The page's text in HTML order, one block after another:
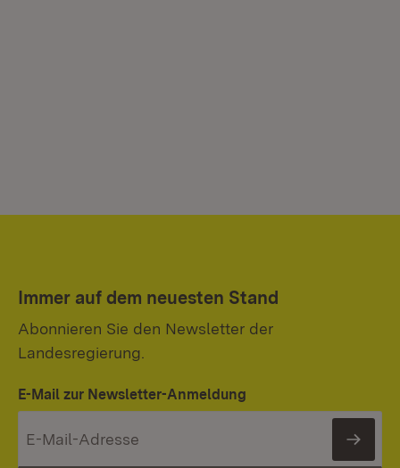
Immer auf dem neuesten Stand
Abonnieren Sie den Newsletter der
Landesregierung.
E-Mail zur Newsletter-Anmeldung